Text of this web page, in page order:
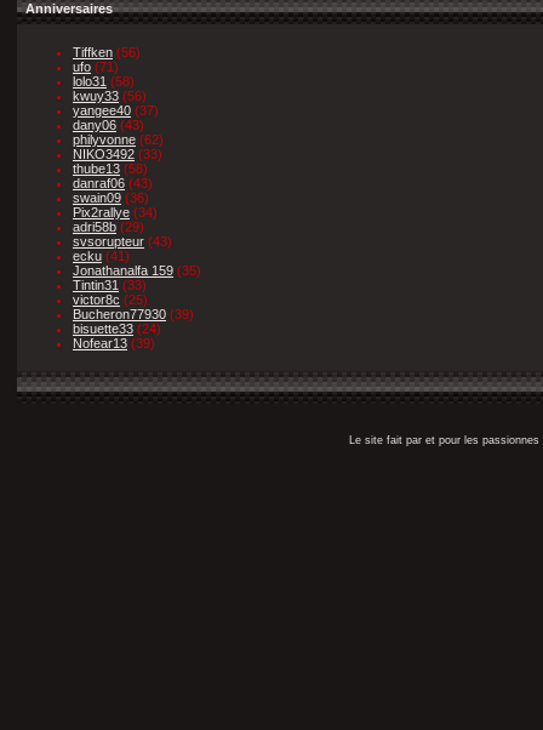
Anniversaires
Tiffken (56)
ufo (71)
lolo31 (58)
kwuy33 (56)
yangee40 (37)
dany06 (43)
philyvonne (62)
NIKO3492 (33)
thube13 (58)
danraf06 (43)
swain09 (36)
Pix2rallye (34)
adri58b (29)
svsorupteur (43)
ecku (41)
Jonathanalfa 159 (35)
Tintin31 (33)
victor8c (25)
Bucheron77930 (39)
bisuette33 (24)
Nofear13 (39)
Le site fait par et pour les